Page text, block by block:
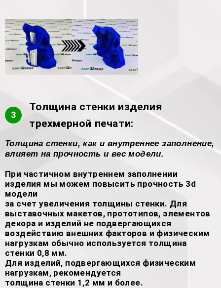
3
Толщина стенки изделия
трехмерной печати:
Толщина стенки, как и внутреннее заполнение,
влияет на прочность и вес модели.
При частичном внутреннем заполнении
изделия мы можем повысить прочность 3d
модели
за счет увеличения толщины стенки. Для
выставочных макетов, прототипов, элементов
декора и изделий не подвергающихся
воздействию внешних факторов и физическим
нагрузкам обычно используется толщина
стенки 0,8 мм.
Для изделий, подвергающихся физическим
нагрузкам, рекомендуется
толщина стенки 1,2 мм и более.